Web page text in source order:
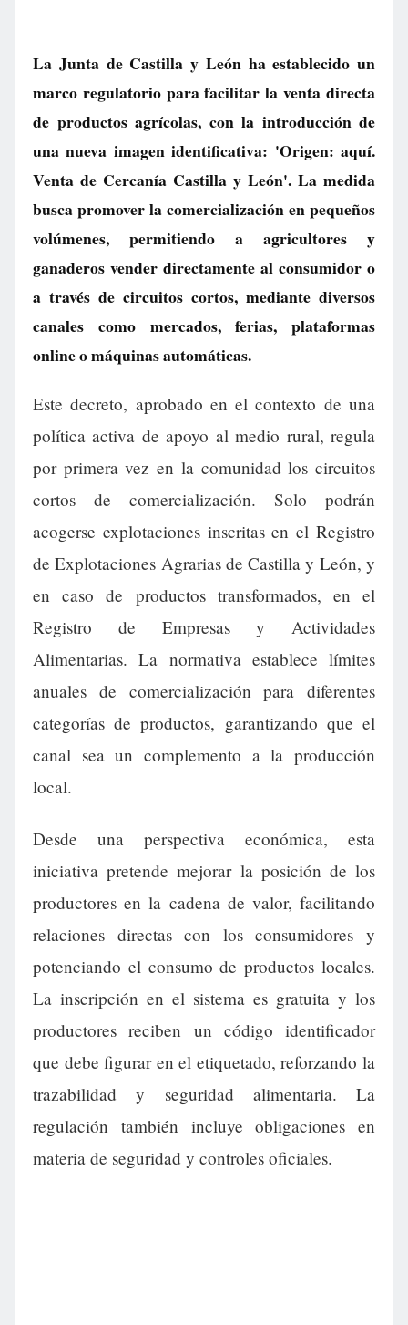
La Junta de Castilla y León ha establecido un
marco regulatorio para facilitar la venta directa
de productos agrícolas, con la introducción de
una nueva imagen identificativa: 'Origen: aquí.
Venta de Cercanía Castilla y León'. La medida
busca promover la comercialización en pequeños
volúmenes, permitiendo a agricultores y
ganaderos vender directamente al consumidor o
a través de circuitos cortos, mediante diversos
canales como mercados, ferias, plataformas
online o máquinas automáticas.
Este decreto, aprobado en el contexto de una
política activa de apoyo al medio rural, regula
por primera vez en la comunidad los circuitos
cortos de comercialización. Solo podrán
acogerse explotaciones inscritas en el Registro
de Explotaciones Agrarias de Castilla y León, y
en caso de productos transformados, en el
Registro de Empresas y Actividades
Alimentarias. La normativa establece límites
anuales de comercialización para diferentes
categorías de productos, garantizando que el
canal sea un complemento a la producción
local.
Desde una perspectiva económica, esta
iniciativa pretende mejorar la posición de los
productores en la cadena de valor, facilitando
relaciones directas con los consumidores y
potenciando el consumo de productos locales.
La inscripción en el sistema es gratuita y los
productores reciben un código identificador
que debe figurar en el etiquetado, reforzando la
trazabilidad y seguridad alimentaria. La
regulación también incluye obligaciones en
materia de seguridad y controles oficiales.